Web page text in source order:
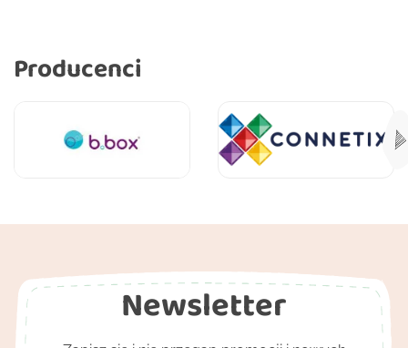
Producenci
Newsletter